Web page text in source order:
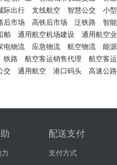
际出行 支线航空 智慧公交
小
后市场 高铁后市场 泛铁路
智
舶 通用航空机场建设
通用航空业
电物流 应急物流 航空物流
能
铁路 航空客运销售代理
航空客运
交 通用航空 港口码头 高速公路
配送支付
支付方式